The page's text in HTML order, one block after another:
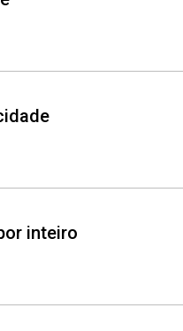
inteiro